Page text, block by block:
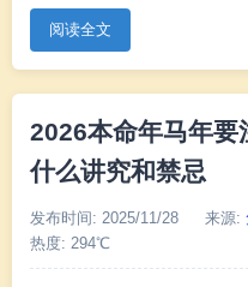
阅读全文
2026本命年马年要
什么讲究和禁忌
发布时间: 2025/11/28 来源:
热度: 294℃